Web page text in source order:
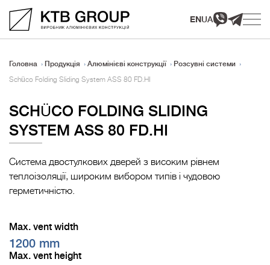
ENUA
Головна Продукція Алюмінієві конструкції
Розсувні системи
Schüco Folding Sliding System ASS 80 FD.HI
SCHÜCO FOLDING SLIDING
SYSTEM ASS 80 FD.HI
Система двостулкових дверей з високим рівнем
теплоізоляції, широким вибором типів і чудовою
герметичністю.
Max. vent width
1200 mm
Max. vent height